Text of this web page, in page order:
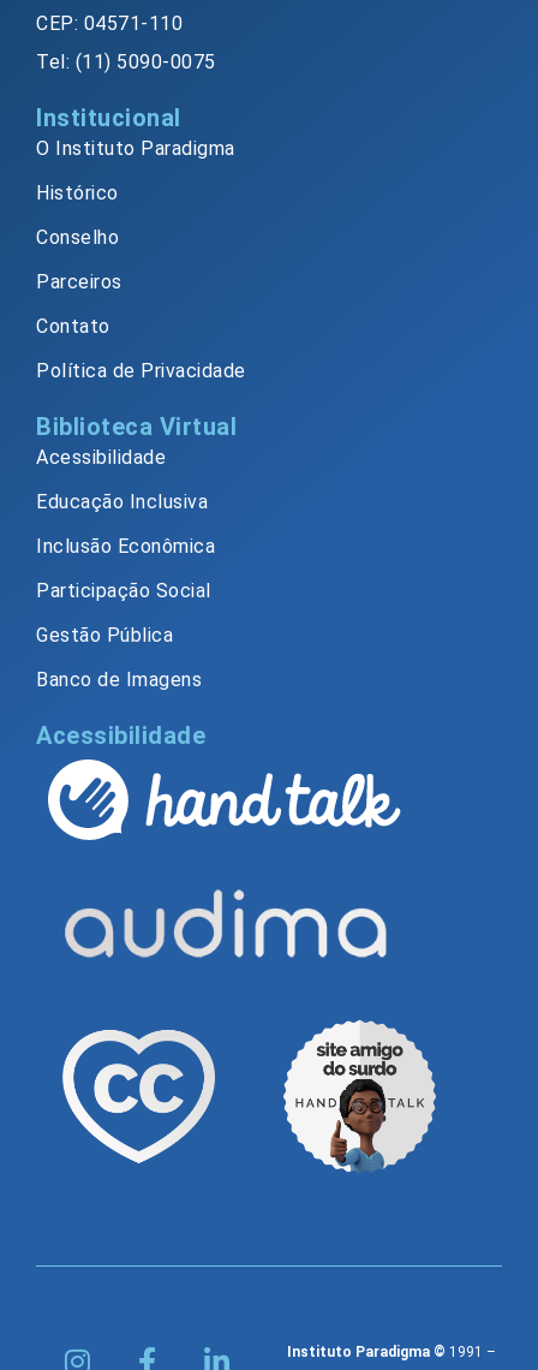
CEP: 04571-110
Tel: (11) 5090-0075
Institucional
O Instituto Paradigma
Histórico
Conselho
Parceiros
Contato
Política de Privacidade
Biblioteca Virtual
Acessibilidade
Educação Inclusiva
Inclusão Econômica
Participação Social
Gestão Pública
Banco de Imagens
Acessibilidade
Instituto Paradigma © 1991 –